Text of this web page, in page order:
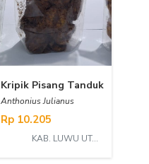
Kripik Pisang Tanduk
Anthonius Julianus
Rp 10.205
KAB. LUWU UTARA